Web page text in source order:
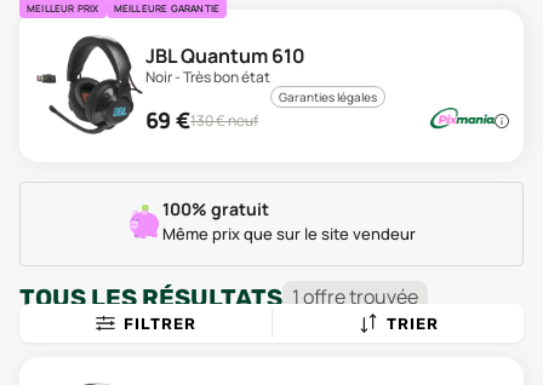
MEILLEUR PRIX MEILLEURE GARANTIE
JBL Quantum 610
Noir - Très bon état
Garanties légales
69 €130€ neuf
100% gratuit
Même prix que sur le site vendeur
TOUS LES RÉSULTATS 1offretrouvée
FILTRER TRIER